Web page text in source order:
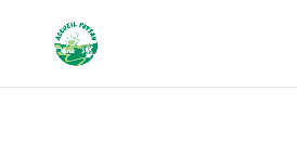
Type-Options Referrer-Policy Permissions-Policy